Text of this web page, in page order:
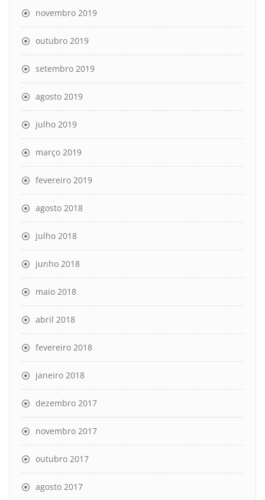
novembro 2019
outubro 2019
setembro 2019
agosto 2019
julho 2019
março 2019
fevereiro 2019
agosto 2018
julho 2018
junho 2018
maio 2018
abril 2018
fevereiro 2018
janeiro 2018
dezembro 2017
novembro 2017
outubro 2017
agosto 2017